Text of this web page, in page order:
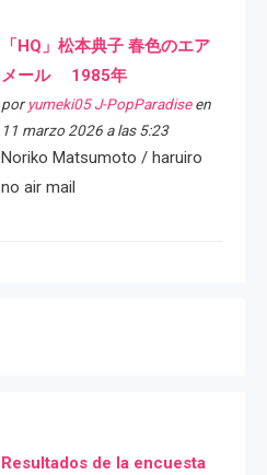
「HQ」松本典子 春色のエア
メール 1985年
por yumeki05 J-PopParadiseen
11 marzo 2026 a las 5:23
Noriko Matsumoto / haruiro
no air mail
Resultados de la encuesta